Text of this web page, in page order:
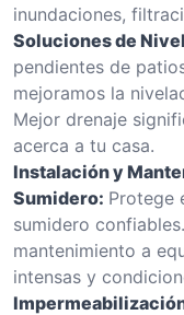
inundaciones,
Soluciones de
pendientes de
mejoramos la
Mejor drenaje
acerca a tu casa.
Instalación y
Sumidero: Protege
sumidero
mantenimiento a
intensas y